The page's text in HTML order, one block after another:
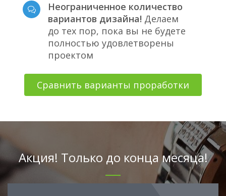
Неограниченное количество
вариантов дизайна! Делаем
до тех пор, пока вы не будете
полностью удовлетворены
проектом
Сравнить варианты проработки
Акция! Только до конца месяца!